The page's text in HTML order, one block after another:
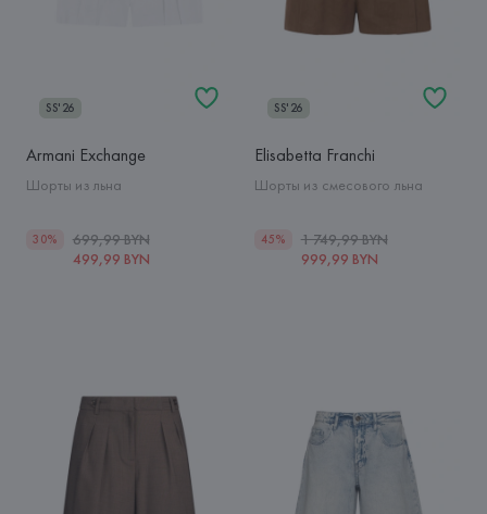
SS'26
Armani Exchange
Шорты из льна
30%
699,99 BYN
499,99 BYN
SS'26
Elisabetta Franchi
Шорты из смесового льна
45%
1 749,99 BYN
999,99 BYN